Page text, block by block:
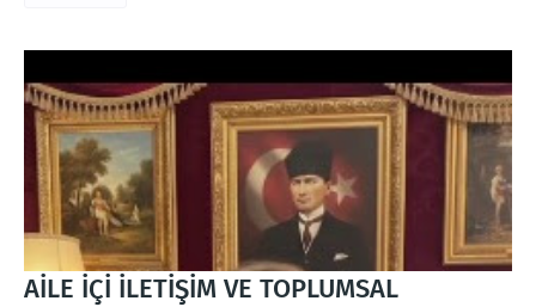
AİLE İÇİ İLETİŞİM VE TOPLUMSAL